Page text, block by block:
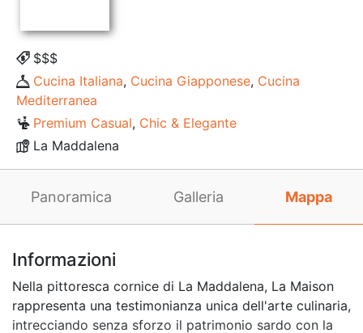
$$$
Cucina Italiana, Cucina Giapponese, Cucina
Mediterranea
Premium Casual, Chic & Elegante
La Maddalena
Panoramica Galleria Mappa
Informazioni
Nella pittoresca cornice di La Maddalena, La Maison
rappresenta una testimonianza unica dell'arte culinaria,
intrecciando senza sforzo il patrimonio sardo con la